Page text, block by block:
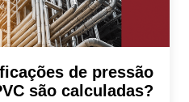
de pressão
são calculadas?